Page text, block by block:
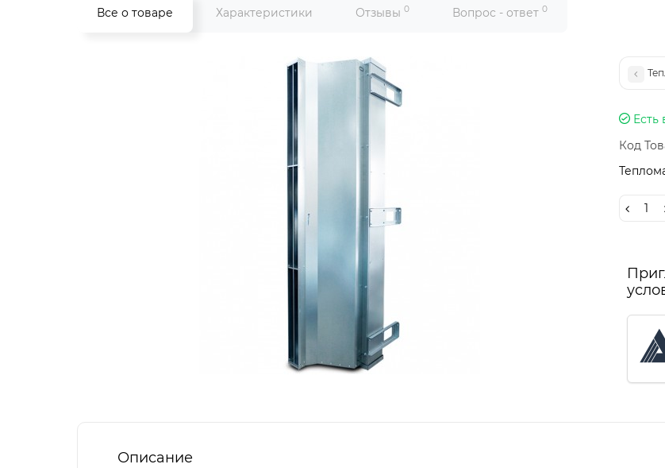
Все о товаре Характеристики Отзывы 0 Вопрос - ответ 0
Есть
Код
Описание